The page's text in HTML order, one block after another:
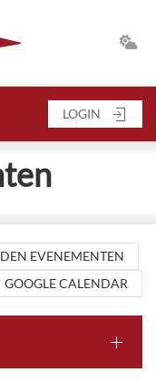
LOGIN
EVENEMENTEN
GOOGLE CALENDAR